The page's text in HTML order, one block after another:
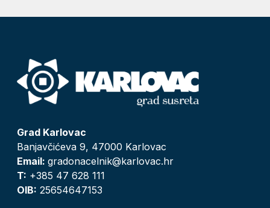
Grad Karlovac
Banjavčićeva 9, 47000 Karlovac
Email: gradonacelnik@karlovac.hr
T: +385 47 628 111
OIB: 25654647153